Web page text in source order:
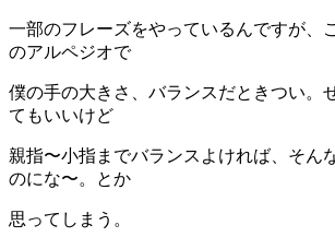
一部のフレーズをやっているんですが、
のアルペジオで
僕の手の大きさ、バランスだときつい。
てもいいけど
親指〜小指までバランスよければ、そん
のにな〜。とか
思ってしまう。